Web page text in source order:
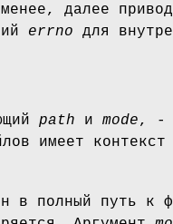
далее
errno для
path и mode, -
имеет контекст
в полный путь к